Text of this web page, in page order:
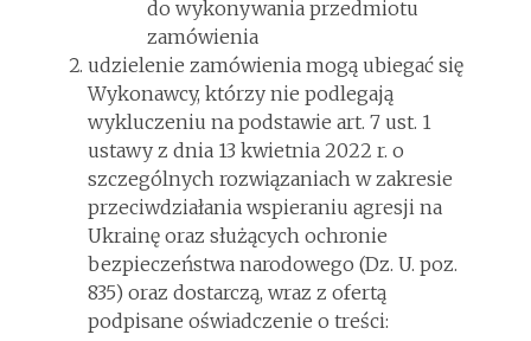
do wykonywania przedmiotu
zamówienia
udzielenie zamówienia mogą ubiegać się
Wykonawcy, którzy nie podlegają
wykluczeniu na podstawie art. 7 ust. 1
ustawy z dnia 13 kwietnia 2022 r. o
szczególnych rozwiązaniach w zakresie
przeciwdziałania wspieraniu agresji na
Ukrainę oraz służących ochronie
bezpieczeństwa narodowego (Dz. U. poz.
835) oraz dostarczą, wraz z ofertą
podpisane oświadczenie o treści: